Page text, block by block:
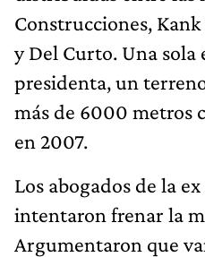
Construcciones,
y Del Curto. Una sola
presidenta, un
más de 6000 metros
en 2007.
Los abogados de la
intentaron frenar la
Argumentaron que